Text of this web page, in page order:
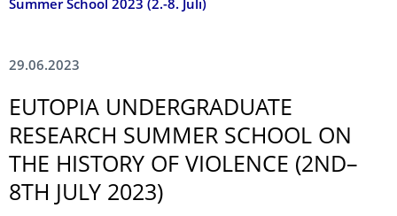
Summer School 2023 (2.-8. Juli)
29.06.2023
EUTOPIA UNDERGRADUATE
RESEARCH SUMMER SCHOOL ON
THE HISTORY OF VIOLENCE (2ND–
8TH JULY 2023)